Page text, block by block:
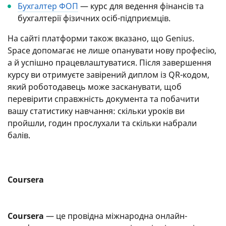
Бухгалтер ФОП — курс для ведення фінансів та
бухгалтерії фізичних осіб-підприємців.
На сайті платформи також вказано, що Genius.
Space допомагає не лише опанувати нову професію,
а й успішно працевлаштуватися. Після завершення
курсу ви отримуєте завірений диплом із QR-кодом,
який роботодавець може засканувати, щоб
перевірити справжність документа та побачити
вашу статистику навчання: скільки уроків ви
пройшли, годин прослухали та скільки набрали
балів.
Coursera
Coursera — це провідна міжнародна онлайн-